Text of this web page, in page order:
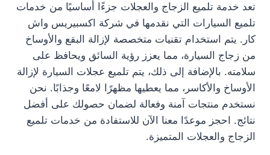
تعد خدمة تلميع الزجاج والعجلات جزءًا أساسيًا من خدمات
تلميع السيارات التي نقدمها في شركة اكسبيريس واش
كار. يتم استخدام تقنيات متخصصة لإزالة البقع والأوساخ
من زجاج السيارة، مما يعزز رؤية السائق ويحافظ على
سلامته. بالإضافة إلى ذلك، يتم تلميع عجلات السيارة لإزالة
الأوساخ والأكاسر، مما يعطيها مظهرًا لامعًا وجذابًا. نحن
نستخدم منتجات آمنة وفعالة لضمان حصولك على أفضل
نتائج. احجز موعدًا معنا الآن للاستفادة من خدمات تلميع
الزجاج والعجلات المتميزة.